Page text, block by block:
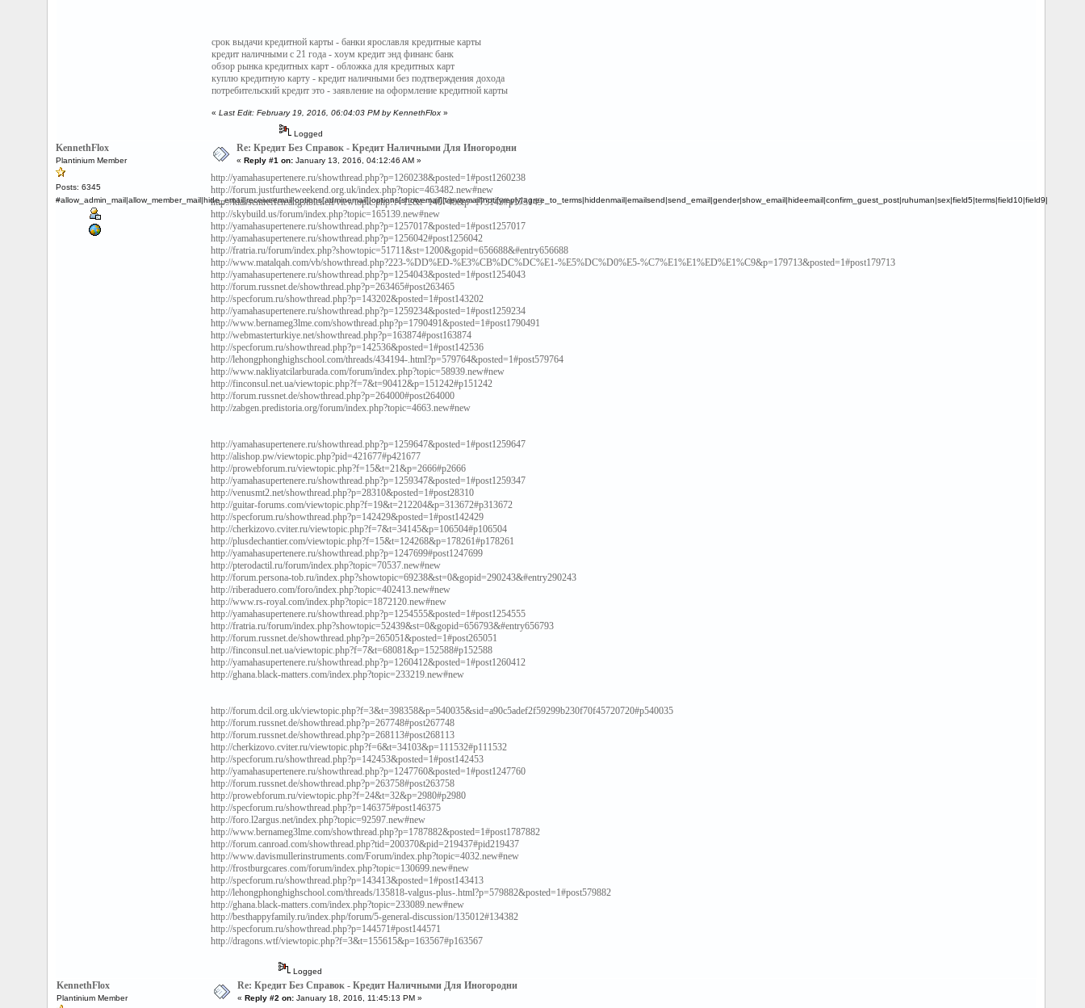
срок выдачи кредитной карты - банки ярославля кредитные карты
кредит наличными с 21 года - хоум кредит энд финанс банк
обзор рынка кредитных карт - обложка для кредитных карт
куплю кредитную карту - кредит наличными без подтверждения дохода
потребительский кредит это - заявление на оформление кредитной карты
« Last Edit: February 19, 2016, 06:04:03 PM by KennethFlox »
Logged
KennethFlox
Plantinium Member
Posts: 6345
#allow_admin_mail|allow_member_mail|hide_email|receiveemail|options[adminemail]|options[showemail]|viewemail|notifyreply|agree_to_terms|hiddenmail|emailsend|send_email|gender|show_email|hideemail|confirm_guest_post|ruhuman|sex|field5|terms|field10|field9|
Re: Кредит Без Справок - Кредит Наличными Для Иногородни
« Reply #1 on: January 13, 2016, 04:12:46 AM »
http://yamahasupertenere.ru/showthread.php?p=1260238&posted=1#post1260238
http://forum.justfurtheweekend.org.uk/index.php?topic=463482.new#new
http://klassentreffen.angstblei.ch/viewtopic.php?f=12&t=140748&p=173149#p173149
http://skybuild.us/forum/index.php?topic=165139.new#new
http://yamahasupertenere.ru/showthread.php?p=1257017&posted=1#post1257017
http://yamahasupertenere.ru/showthread.php?p=1256042#post1256042
http://fratria.ru/forum/index.php?showtopic=51711&st=1200&gopid=656688&#entry656688
http://www.matalqah.com/vb/showthread.php?223-%DD%ED-%E3%CB%DC%DC%E1-%E5%DC%D0%E5-%C7%E1%E1%ED%E1%C9&p=179713&posted=1#post179713
http://yamahasupertenere.ru/showthread.php?p=1254043&posted=1#post1254043
http://forum.russnet.de/showthread.php?p=263465#post263465
http://specforum.ru/showthread.php?p=143202&posted=1#post143202
http://yamahasupertenere.ru/showthread.php?p=1259234&posted=1#post1259234
http://www.bernameg3lme.com/showthread.php?p=1790491&posted=1#post1790491
http://webmasterturkiye.net/showthread.php?p=163874#post163874
http://specforum.ru/showthread.php?p=142536&posted=1#post142536
http://lehongphonghighschool.com/threads/434194-.html?p=579764&posted=1#post579764
http://www.nakliyatcilarburada.com/forum/index.php?topic=58939.new#new
http://finconsul.net.ua/viewtopic.php?f=7&t=90412&p=151242#p151242
http://forum.russnet.de/showthread.php?p=264000#post264000
http://zabgen.predistoria.org/forum/index.php?topic=4663.new#new
http://yamahasupertenere.ru/showthread.php?p=1259647&posted=1#post1259647
http://alishop.pw/viewtopic.php?pid=421677#p421677
http://prowebforum.ru/viewtopic.php?f=15&t=21&p=2666#p2666
http://yamahasupertenere.ru/showthread.php?p=1259347&posted=1#post1259347
http://venusmt2.net/showthread.php?p=28310&posted=1#post28310
http://guitar-forums.com/viewtopic.php?f=19&t=212204&p=313672#p313672
http://specforum.ru/showthread.php?p=142429&posted=1#post142429
http://cherkizovo.cviter.ru/viewtopic.php?f=7&t=34145&p=106504#p106504
http://plusdechantier.com/viewtopic.php?f=15&t=124268&p=178261#p178261
http://yamahasupertenere.ru/showthread.php?p=1247699#post1247699
http://pterodactil.ru/forum/index.php?topic=70537.new#new
http://forum.persona-tob.ru/index.php?showtopic=69238&st=0&gopid=290243&#entry290243
http://riberaduero.com/foro/index.php?topic=402413.new#new
http://www.rs-royal.com/index.php?topic=1872120.new#new
http://yamahasupertenere.ru/showthread.php?p=1254555&posted=1#post1254555
http://fratria.ru/forum/index.php?showtopic=52439&st=0&gopid=656793&#entry656793
http://forum.russnet.de/showthread.php?p=265051&posted=1#post265051
http://finconsul.net.ua/viewtopic.php?f=7&t=68081&p=152588#p152588
http://yamahasupertenere.ru/showthread.php?p=1260412&posted=1#post1260412
http://ghana.black-matters.com/index.php?topic=233219.new#new
http://forum.dcil.org.uk/viewtopic.php?f=3&t=398358&p=540035&sid=a90c5adef2f59299b230f70f45720720#p540035
http://forum.russnet.de/showthread.php?p=267748#post267748
http://forum.russnet.de/showthread.php?p=268113#post268113
http://cherkizovo.cviter.ru/viewtopic.php?f=6&t=34103&p=111532#p111532
http://specforum.ru/showthread.php?p=142453&posted=1#post142453
http://yamahasupertenere.ru/showthread.php?p=1247760&posted=1#post1247760
http://forum.russnet.de/showthread.php?p=263758#post263758
http://prowebforum.ru/viewtopic.php?f=24&t=32&p=2980#p2980
http://specforum.ru/showthread.php?p=146375#post146375
http://foro.l2argus.net/index.php?topic=92597.new#new
http://www.bernameg3lme.com/showthread.php?p=1787882&posted=1#post1787882
http://forum.canroad.com/showthread.php?tid=200370&pid=219437#pid219437
http://www.davismullerinstruments.com/Forum/index.php?topic=4032.new#new
http://frostburgcares.com/forum/index.php?topic=130699.new#new
http://specforum.ru/showthread.php?p=143413&posted=1#post143413
http://lehongphonghighschool.com/threads/135818-valgus-plus-.html?p=579882&posted=1#post579882
http://ghana.black-matters.com/index.php?topic=233089.new#new
http://besthappyfamily.ru/index.php/forum/5-general-discussion/135012#134382
http://specforum.ru/showthread.php?p=144571#post144571
http://dragons.wtf/viewtopic.php?f=3&t=155615&p=163567#p163567
Logged
KennethFlox
Plantinium Member
Re: Кредит Без Справок - Кредит Наличными Для Иногородни
« Reply #2 on: January 18, 2016, 11:45:13 PM »